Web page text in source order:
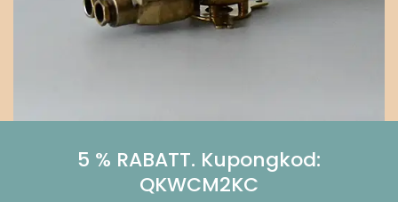
5 % RABATT. Kupongkod:
QKWCM2KC